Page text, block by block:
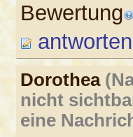
Bewertung
antworten
Dorothea
nicht
eine